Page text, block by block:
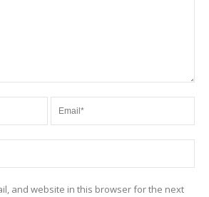
and website in this browser for the next